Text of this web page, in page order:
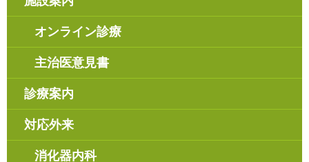
オンライン診療
主治医意見書
診療案内
対応外来
消化器内科